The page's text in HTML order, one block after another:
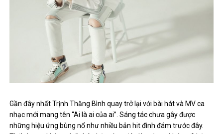
Gần đây nhất Trịnh Thăng Bình quay trở lại với bài hát và MV ca
nhạc mới mang tên “Ai là ai của ai”. Sáng tác chưa gây được
những hiệu ứng bùng nổ như nhiều bản hit đình đám trước đây.